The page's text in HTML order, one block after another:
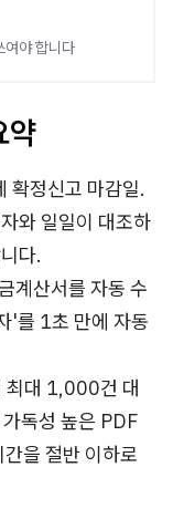
여야 합니다
확정신고 마감일.
와 일일이 대조하
다.
계산서를 자동 수
'를 1초 만에 자동
최대 1,000건 대
독성 높은 PDF
을 절반 이하로